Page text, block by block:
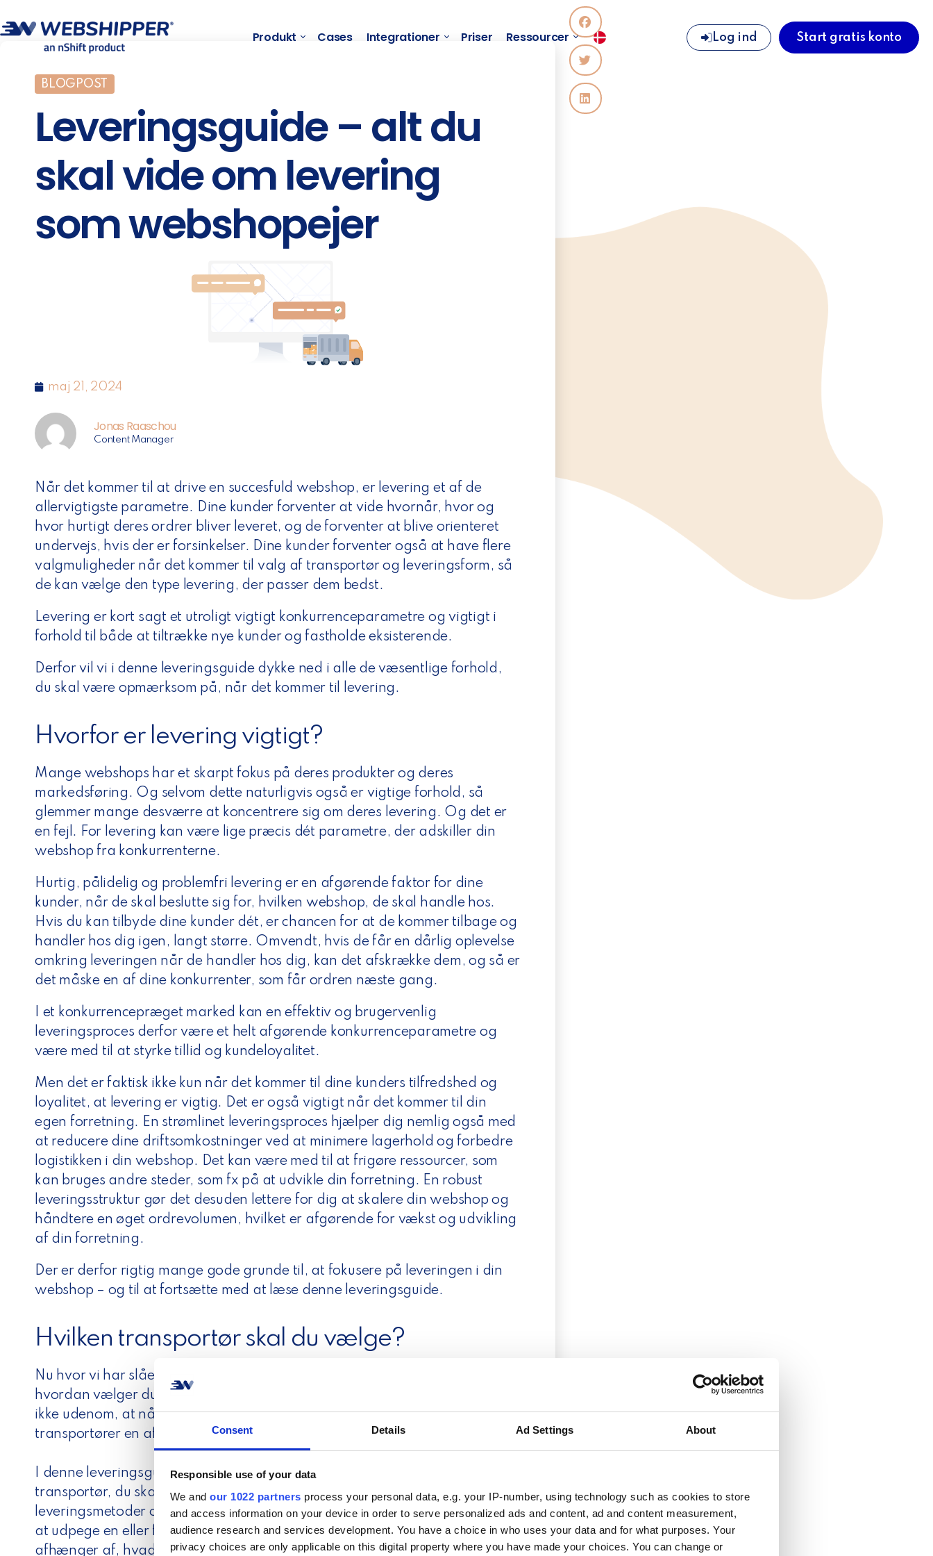
Consent Details Ad Settings About
Responsible use of your data
We and our 1022 partners process your personal data, e.g. your IP-number, using technology such as cookies to store
and access information on your device in order to serve personalized ads and content, ad and content measurement,
audience research and services development. You have a choice in who uses your data and for what purposes. Your
privacy choices are only applicable on this digital property where you have made your choices. You can change or
Produkt Cases Integrationer Priser Ressourcer Log ind Start gratis konto
BLOGPOST
Leveringsguide – alt du
skal vide om levering
som webshopejer
maj 21, 2024
Jonas Raaschou
Content Manager
Når det kommer til at drive en succesfuld webshop, er levering et af de
allervigtigste parametre. Dine kunder forventer at vide hvornår, hvor og
hvor hurtigt deres ordrer bliver leveret, og de forventer at blive orienteret
undervejs, hvis der er forsinkelser. Dine kunder forventer også at have flere
valgmuligheder når det kommer til valg af transportør og leveringsform, så
de kan vælge den type levering, der passer dem bedst.
Levering er kort sagt et utroligt vigtigt konkurrenceparametre og vigtigt i
forhold til både at tiltrække nye kunder og fastholde eksisterende.
Derfor vil vi i denne leveringsguide dykke ned i alle de væsentlige forhold,
du skal være opmærksom på, når det kommer til levering.
Hvorfor er levering vigtigt?
Mange webshops har et skarpt fokus på deres produkter og deres
markedsføring. Og selvom dette naturligvis også er vigtige forhold, så
glemmer mange desværre at koncentrere sig om deres levering. Og det er
en fejl. For levering kan være lige præcis dét parametre, der adskiller din
webshop fra konkurrenterne.
Hurtig, pålidelig og problemfri levering er en afgørende faktor for dine
kunder, når de skal beslutte sig for, hvilken webshop, de skal handle hos.
Hvis du kan tilbyde dine kunder dét, er chancen for at de kommer tilbage og
handler hos dig igen, langt større. Omvendt, hvis de får en dårlig oplevelse
omkring leveringen når de handler hos dig, kan det afskrække dem, og så er
det måske en af dine konkurrenter, som får ordren næste gang.
I et konkurrencepræget marked kan en effektiv og brugervenlig
leveringsproces derfor være et helt afgørende konkurrenceparametre og
være med til at styrke tillid og kundeloyalitet.
Men det er faktisk ikke kun når det kommer til dine kunders tilfredshed og
loyalitet, at levering er vigtig. Det er også vigtigt når det kommer til din
egen forretning. En strømlinet leveringsproces hjælper dig nemlig også med
at reducere dine driftsomkostninger ved at minimere lagerhold og forbedre
logistikken i din webshop. Det kan være med til at frigøre ressourcer, som
kan bruges andre steder, som fx på at udvikle din forretning. En robust
leveringsstruktur gør det desuden lettere for dig at skalere din webshop og
håndtere en øget ordrevolumen, hvilket er afgørende for vækst og udvikling
af din forretning.
Der er derfor rigtig mange gode grunde til, at fokusere på leveringen i din
webshop – og til at fortsætte med at læse denne leveringsguide.
Hvilken transportør skal du vælge?
Nu hvor vi har slået fast, hvorfor levering er så vigtigt for din webshop,
hvordan vælger du så den eller de bedste transportører? Vi kommer nemlig
ikke udenom, at når det kommer til levering, spiller de forskellige
transportører en afgørende rolle. Så hvordan vælger du den bedste?
I denne leveringsguide kommer vi ikke til at fortælle dig hvilken konkret
transportør, du skal vælge. Tilbyd i stedet dine kunder så mange
leveringsmetoder og transportører som muligt. Det er nemlig næsten umuligt
at udpege en eller flere transportører som værende ”de bedste”. Det
afhænger af, hvad der skal transporteres og af dine kunders individuelle